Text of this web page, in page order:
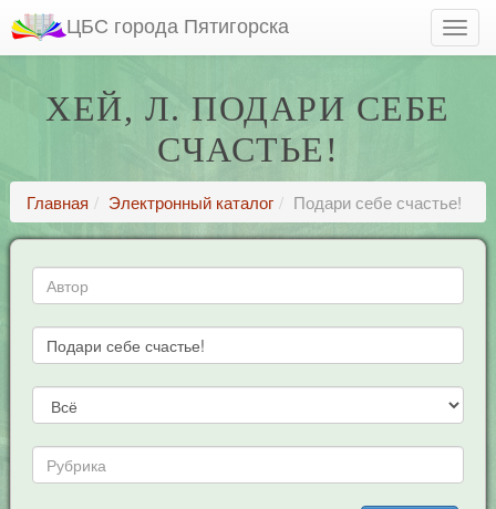
ЦБС города Пятигорска
ХЕЙ, Л. ПОДАРИ СЕБЕ
СЧАСТЬЕ!
Главная Электронный каталог Подари себе счастье!